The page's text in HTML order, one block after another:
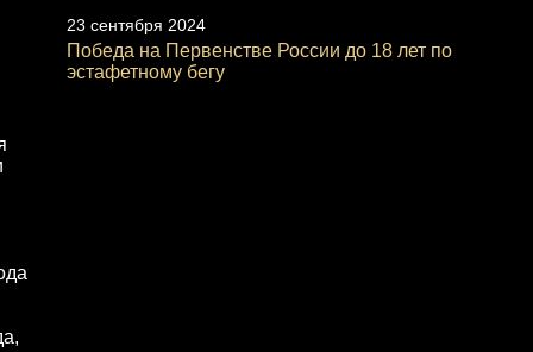
23 сентября 2024
Победа на Первенстве России до 18 лет по
эстафетному бегу